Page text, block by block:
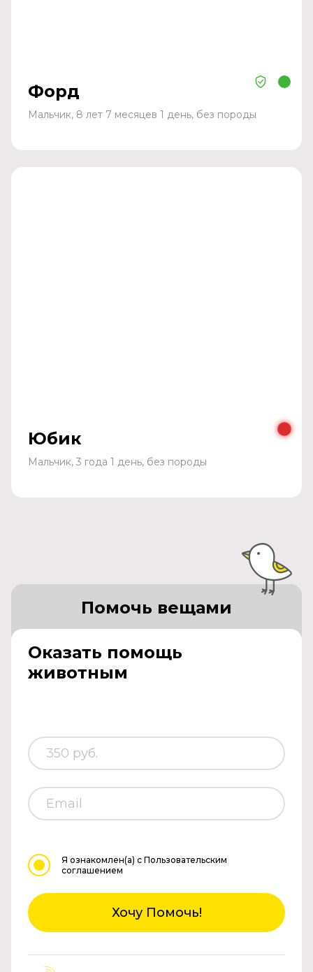
Форд
Мальчик, 8 лет 7 месяцев 1 день, без породы
Юбик
Мальчик, 3 года 1 день, без породы
Оказать помощь
животным
Помочь вещами
Я ознакомлен(а) с Пользовательским
соглашением
Хочу Помочь!